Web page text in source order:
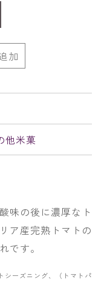
加
他米菓
味の後に濃厚なト
ア産完熟トマトの
です。
シーズニング、（トマトパ